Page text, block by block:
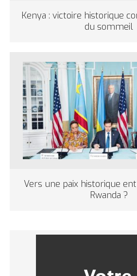
Kenya : victoire historique
du sommeil
Vers une paix historique
Rwanda ?